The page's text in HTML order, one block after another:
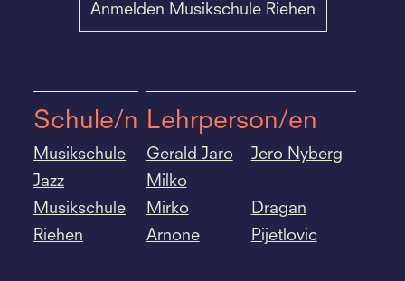
Anmelden Musikschule Riehen
Schule/n
Musikschule
Jazz
Musikschule
Riehen
Lehrperson/en
Gerald Jaro
Milko
Jero Nyberg
Mirko
Arnone
Dragan
Pijetlovic